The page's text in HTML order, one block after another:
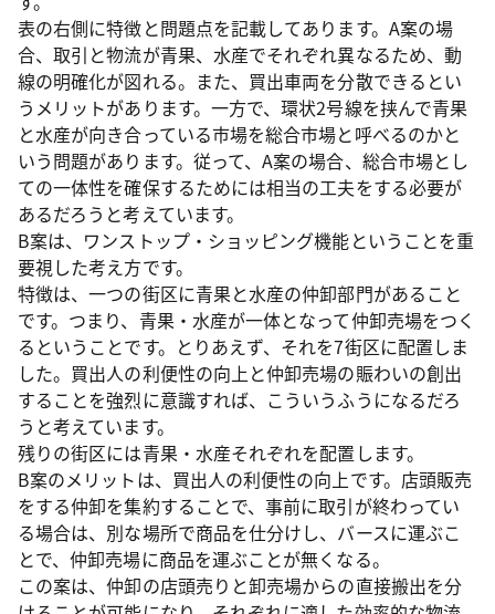
表の右側に特徴と問題点を記載してあります。A案の場
合、取引と物流が青果、水産でそれぞれ異なるため、動
線の明確化が図れる。また、買出車両を分散できるとい
うメリットがあります。一方で、環状2号線を挟んで青果
と水産が向き合っている市場を総合市場と呼べるのかと
いう問題があります。従って、A案の場合、総合市場とし
ての一体性を確保するためには相当の工夫をする必要が
あるだろうと考えています。
B案は、ワンストップ・ショッピング機能ということを重
要視した考え方です。
特徴は、一つの街区に青果と水産の仲卸部門があること
です。つまり、青果・水産が一体となって仲卸売場をつく
るということです。とりあえず、それを7街区に配置しま
した。買出人の利便性の向上と仲卸売場の賑わいの創出
することを強烈に意識すれば、こういうふうになるだろ
うと考えています。
残りの街区には青果・水産それぞれを配置します。
B案のメリットは、買出人の利便性の向上です。店頭販売
をする仲卸を集約することで、事前に取引が終わってい
る場合は、別な場所で商品を仕分けし、バースに運ぶこ
とで、仲卸売場に商品を運ぶことが無くなる。
この案は、仲卸の店頭売りと卸売場からの直接搬出を分